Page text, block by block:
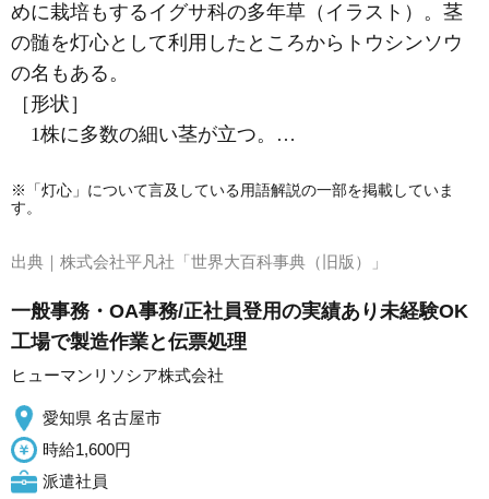
めに栽培もするイグサ科の多年草（イラスト）。茎
の髄を灯心として利用したところからトウシンソウ
の名もある。
［形状］
1株に多数の細い茎が立つ。…
※「灯心」について言及している用語解説の一部を掲載していま
す。
出典｜ 株式会社平凡社「世界大百科事典（旧版）」
一般事務・OA事務/正社員登用の実績あり未経験OK
工場で製造作業と伝票処理
ヒューマンリソシア株式会社
愛知県 名古屋市
時給1,600円
派遣社員